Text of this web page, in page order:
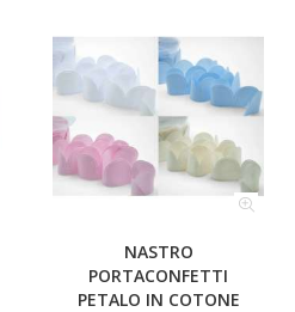
NASTRO
PORTACONFETTI
PETALO IN COTONE